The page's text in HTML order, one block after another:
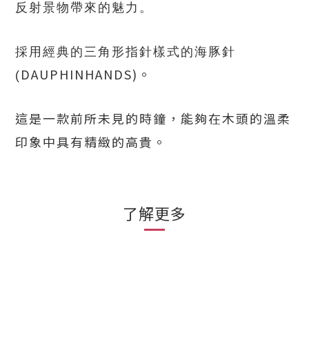
反射景物帶來的魅力。
採用經典的三角形指針樣式的海豚針
( DAUPHINHANDS)。
這是一款前所未見的時鐘，能夠在木頭的溫柔
印象中具有精緻的高貴。
了解更多